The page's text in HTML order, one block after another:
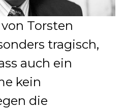
Torsten
tragisch,
auch ein
kein
die